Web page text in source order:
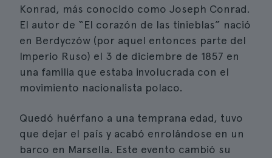
Konrad, más conocido como Joseph Conrad.
El autor de “El corazón de las tinieblas” nació
en Berdyczów (por aquel entonces parte del
Imperio Ruso) el 3 de diciembre de 1857 en
una familia que estaba involucrada con el
movimiento nacionalista polaco.
Quedó huérfano a una temprana edad, tuvo
que dejar el país y acabó enrolándose en un
barco en Marsella. Este evento cambió su